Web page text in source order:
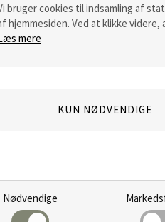
bruger cookies til indsamling af
hjemmesiden. Ved at klikke
mere
Nødvendige
Andre